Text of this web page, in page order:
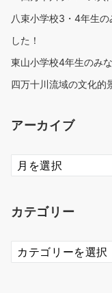
八束小学校3・4年生
した！
東山小学校4年生のみ
四万十川流域の文化的
アーカイブ
ア
ー
ブ
カテゴリー
カ
テ